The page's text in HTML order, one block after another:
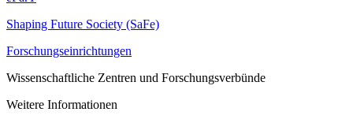
Shaping Future Society (SaFe)
Forschungseinrichtungen
Wissenschaftliche Zentren und Forschungsverbünde
Weitere Informationen